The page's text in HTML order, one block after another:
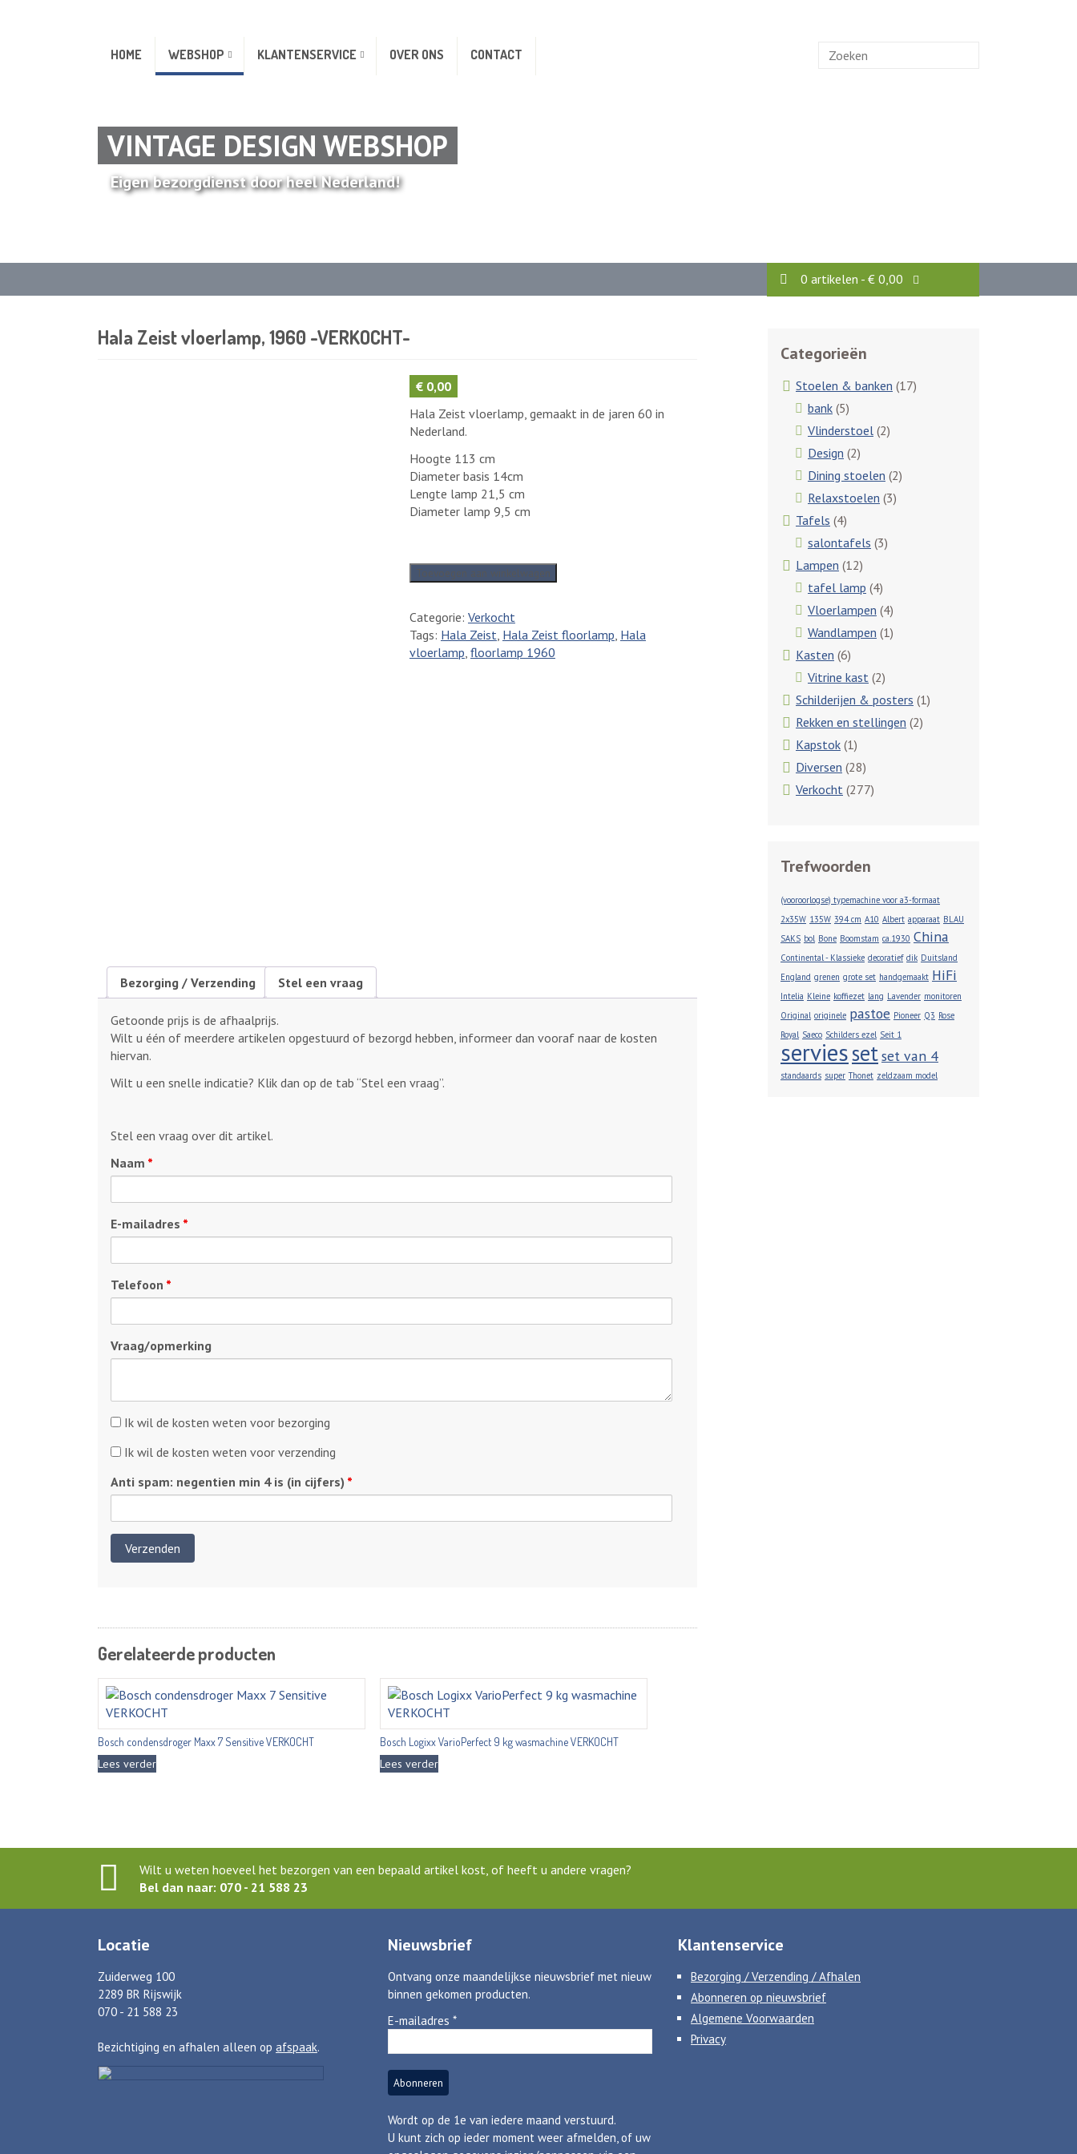
HOME WEBSHOP KLANTENSERVICE OVER ONS CONTACT
Zoek
VINTAGE DESIGN WEBSHOP
Eigen bezorgdienst door heel Nederland!
0 artikelen - € 0,00
Hala Zeist vloerlamp, 1960 -VERKOCHT-
€0,00
Hala Zeist vloerlamp, gemaakt in de jaren 60 in
Nederland.
Hoogte 113 cm
Diameter basis 14cm
Lengte lamp 21,5 cm
Diameter lamp 9,5 cm
Hala
Zeist
1960
-
VERKOCHT-
Toevoegen aan winkelwagen
Categorie: Verkocht
Tags: Hala Zeist, Hala Zeist floorlamp, Hala
vloerlamp, floorlamp 1960
Bezorging / Verzending Stel een vraag
Getoonde prijs is de afhaalprijs.
Wilt u één of meerdere artikelen opgestuurd of bezorgd hebben, informeer dan vooraf naar de kosten
hiervan.
Wilt u een snelle indicatie? Klik dan op de tab “Stel een vraag”.
Stel een vraag over dit artikel.
Naam *
E-mailadres *
Telefoon *
Vraag/opmerking
Kosten
Ik wil de kosten weten voor bezorging
Kosten
Ik wil de kosten weten voor verzending
Anti spam: negentien min 4 is (in cijfers) *
Gerelateerde producten
Bosch condensdroger Maxx 7 Sensitive VERKOCHT
Lees verder
Bosch Logixx VarioPerfect 9 kg wasmachine VERKOCHT
Lees verder
Categorieën
Stoelen & banken (17)
bank (5)
Vlinderstoel (2)
Design (2)
Dining stoelen (2)
Relaxstoelen (3)
Tafels (4)
salontafels (3)
Lampen (12)
tafel lamp (4)
Vloerlampen (4)
Wandlampen (1)
Kasten (6)
Vitrine kast (2)
Schilderijen & posters (1)
Rekken en stellingen (2)
Kapstok (1)
Diversen (28)
Verkocht (277)
Trefwoorden
(vooroorlogse) typemachine voor a3-formaat
2x35W 135W 394 cm A10 Albert apparaat BLAU
SAKS bol Bone Boomstam ca.1930 China
Continental - Klassieke decoratief dik Duitsland
England grenen grote set handgemaakt HiFi
Intelia Kleine koffiezet lang Lavender monitoren
Original originele pastoe Pioneer Q3 Rose
Royal Saeco Schilders ezel Seit 1
serviessetset van 4
standaards super Thonet zeldzaam model
Wilt u weten hoeveel het bezorgen van een bepaald artikel kost, of heeft u andere vragen?
Bel dan naar: 070 - 21 588 23
Locatie
Zuiderweg 100
2289 BR Rijswijk
070 - 21 588 23
Bezichtiging en afhalen alleen op afspaak.
Nieuwsbrief
Ontvang onze maandelijkse nieuwsbrief met nieuw
binnen gekomen producten.
E-mailadres *
Wordt op de 1e van iedere maand verstuurd.
U kunt zich op ieder moment weer afmelden, of uw
Klantenservice
Bezorging / Verzending / Afhalen
Abonneren op nieuwsbrief
Algemene Voorwaarden
Privacy